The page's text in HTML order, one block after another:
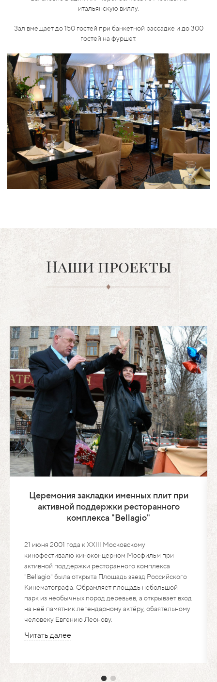
итальянскую виллу.
Зал вмещает до 150 гостей при банкетной рассадке и до 300
гостей на фуршет.
гостей на фуршет.
Наши проекты
Церемония закладки именных плит при
активной поддержки ресторанного
комплекса "Bellagio"
21 июня 2001 года к XXIII Московскому кинофестивалю
киноконцерном Мосфильм при активной поддержки
ресторанного комплекса "Bellagio" была открыта
Площадь звезд Российского Кинематографа. Обрамляет
площадь небольшой парк из необычных пород
деревьев, а открывает вход на неё памятник
легендарному актёру, обаятельному человеку Евгению
Леонову.
Читать далее